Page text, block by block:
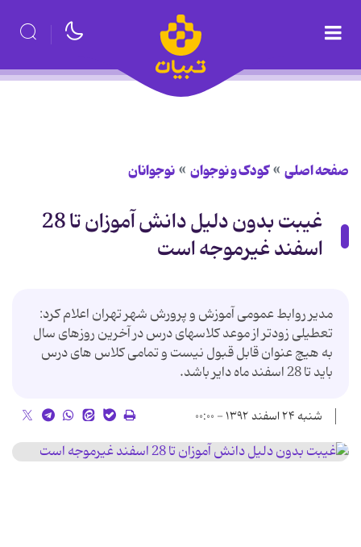
صفحه اصلی کودک و نوجوان نوجوانان
غیبت بدون دلیل دانش آموزان تا 28
اسفند غیرموجه است
مدیر روابط عمومی آموزش و پرورش شهر تهران اعلام کرد:
تعطیلی زودتر از موعد کلاسهای درس در آخرین روزهای سال
به هیچ عنوان قابل قبول نیست و تمامی کلاس های درس
باید تا 28 اسفند ماه دایر باشد.
شنبه ۲۴ اسفند ۱۳۹۲ - ۰۰:۰۰